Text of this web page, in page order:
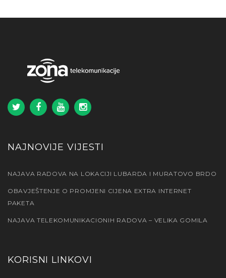
NAJNOVIJE VIJESTI
NAJAVA RADOVA NA LOKACIJI LUBARDA I MURATOVO BRDO
OBAVJEŠTENJE O PROMJENI CIJENA EXTRA INTERNET
PAKETA
NAJAVA TELEKOMUNIKACIONIH RADOVA – VELIKA GOMILA
KORISNI LINKOVI